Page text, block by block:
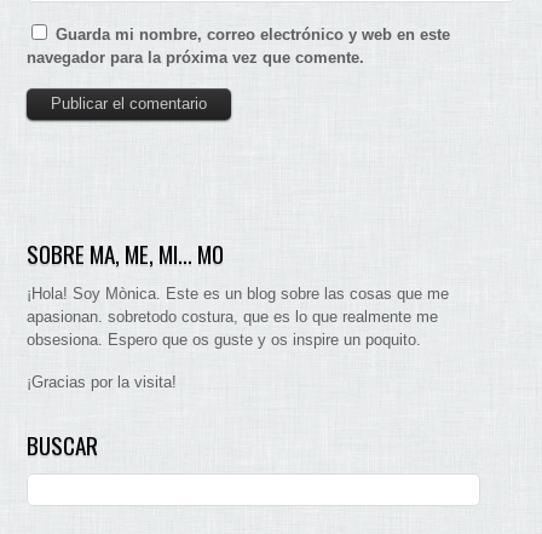
Guarda mi nombre, correo electrónico y web en este
navegador para la próxima vez que comente.
SOBRE MA, ME, MI… MO
¡Hola! Soy Mònica. Este es un blog sobre las cosas que me
apasionan. sobretodo costura, que es lo que realmente me
obsesiona. Espero que os guste y os inspire un poquito.
¡Gracias por la visita!
BUSCAR